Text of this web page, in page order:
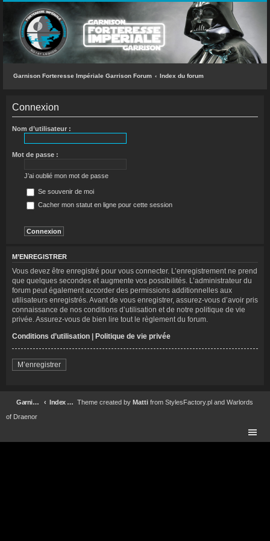
INDEX DU FORUM
ACCÈS RAPIDE
Messages sans réponse
Sujets actifs
L’équipe du forum
FAQ
CONNEXION
RECHERCHER
Garnison Forteresse Impériale Garrison Forum Index du forum
Connexion
Nom d’utilisateur :
Mot de passe :
J’ai oublié mon mot de passe
Se souvenir de moi
Cacher mon statut en ligne pour cette session
M’ENREGISTRER
Vous devez être enregistré pour vous connecter. L’enregistrement ne prend
que quelques secondes et augmente vos possibilités. L’administrateur du
forum peut également accorder des permissions additionnelles aux
utilisateurs enregistrés. Avant de vous enregistrer, assurez-vous d’avoir pris
connaissance de nos conditions d’utilisation et de notre politique de vie
privée. Assurez-vous de bien lire tout le règlement du forum.
Conditions d’utilisation | Politique de vie privée
M’enregistrer
Garnison Forteresse Impériale Garrison Forum Index du forum Theme created by Matti from StylesFactory.pl and Warlords
of Draenor